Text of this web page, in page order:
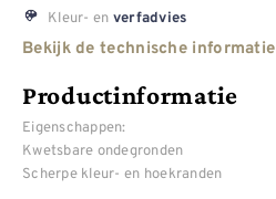
Kleur- en verfadvies
Bekijk de technische informatie
Productinformatie
Eigenschappen:
Kwetsbare ondegronden
Scherpe kleur- en hoekranden